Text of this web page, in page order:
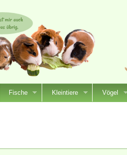
Fische Kleintiere Vögel